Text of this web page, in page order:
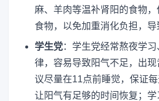
麻、羊肉等温补肾阳的食物
食物，以免加重消化负担，导
学生党：学生党经常熬夜学
律，容易导致阳气不足，出
议尽量在11点前睡觉，保证每
让阳气有足够的时间恢复；